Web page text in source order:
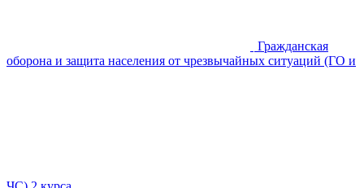
Гражданская
оборона и защита населения от чрезвычайных ситуаций (ГО и